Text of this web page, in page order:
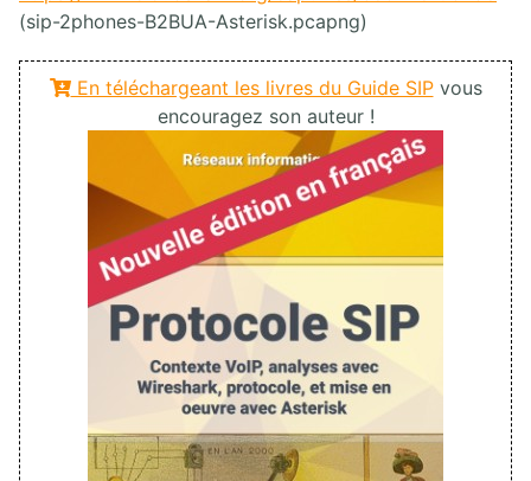
(sip-2phones-B2BUA-Asterisk.pcapng)
En téléchargeant les livres du Guide SIPvous
encouragez son auteur !